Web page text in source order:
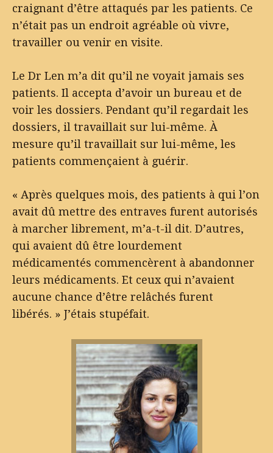
craignant d’être attaqués par les patients. Ce
n’était pas un endroit agréable où vivre,
travailler ou venir en visite.
Le Dr Len m’a dit qu’il ne voyait jamais ses
patients. Il accepta d’avoir un bureau et de
voir les dossiers. Pendant qu’il regardait les
dossiers, il travaillait sur lui-même. À
mesure qu’il travaillait sur lui-même, les
patients commençaient à guérir.
« Après quelques mois, des patients à qui l’on
avait dû mettre des entraves furent autorisés
à marcher librement, m’a-t-il dit. D’autres,
qui avaient dû être lourdement
médicamentés commencèrent à abandonner
leurs médicaments. Et ceux qui n’avaient
aucune chance d’être relâchés furent
libérés. » J’étais stupéfait.